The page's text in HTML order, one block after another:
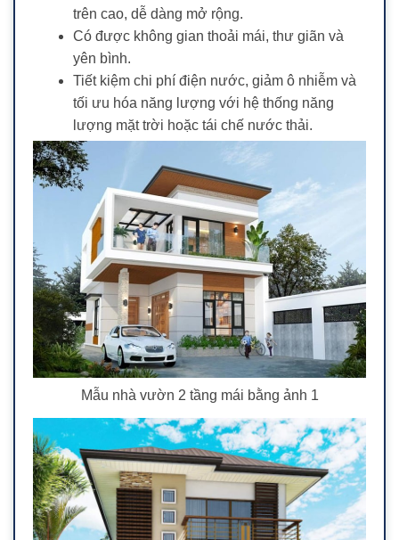
trên cao, dễ dàng mở rộng.
Có được không gian thoải mái, thư giãn và
yên bình.
Tiết kiệm chi phí điện nước, giảm ô nhiễm và
tối ưu hóa năng lượng với hệ thống năng
lượng mặt trời hoặc tái chế nước thải.
Mẫu nhà vườn 2 tầng mái bằng ảnh 1